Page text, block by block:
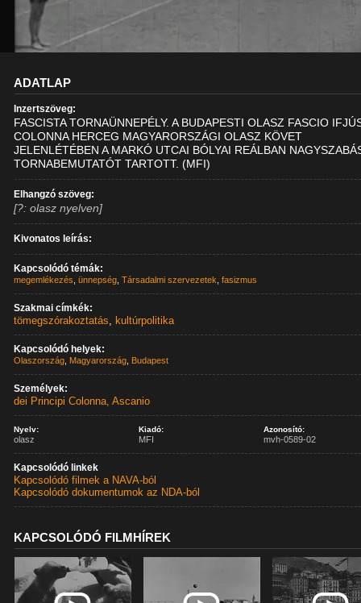
ADATLAP
Inzertszöveg:
FASCISTA TORNAÜNNEPÉLY. A BUDAPESTI OLASZ FASCIO
COLONNA HERCEG MAGYARORSZÁGI OLASZ KÖVET
JELENLÉTÉBEN A MARKÓ UTCAI BÓLYAI REÁLBAN
TORNABEMUTATÓT TARTOTT. (MFI)
Elhangzó szöveg:
[?: olasz nyelven]
Kivonatos leírás:
Kapcsolódó témák:
megemlékezés ,ünnepség ,Társadalmi szervezetek ,fasizmus
Szakmai címkék:
tömegszórakoztatás, kultúrpolitika
Kapcsolódó helyek:
Olaszország Magyarország Budapest
Személyek:
dei Principi Colonna, Ascanio
Nyelv:
olasz
Kiadó:
MFI
Azonosító:
mvh-0589-02
Kapcsolódó linkek
Kapcsolódó filmek a NAVA-ból
Kapcsolódó dokumentumok az NDA-ból
KAPCSOLÓDÓ FILMHÍREK